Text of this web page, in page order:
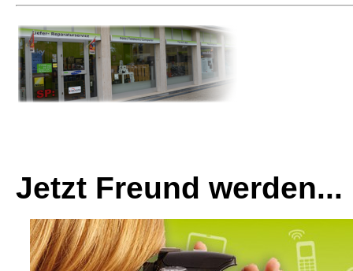
Jetzt Freund werden...